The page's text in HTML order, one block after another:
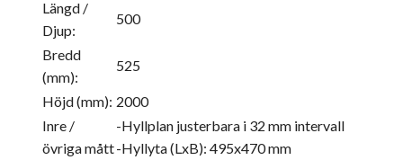
Längd /
Djup:
500
Bredd
(mm):
525
Höjd (mm): 2000
Inre /
övriga mått
-Hyllplan justerbara i 32 mm intervall
-Hyllyta (LxB): 495x470 mm